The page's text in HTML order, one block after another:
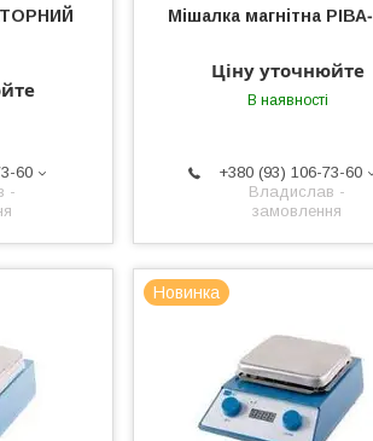
60
-
Мішалка магнітна
Ціну уточнюйте
В наявності
+380 (93) 106-73-60
Владислав -
замовлення
Новинка